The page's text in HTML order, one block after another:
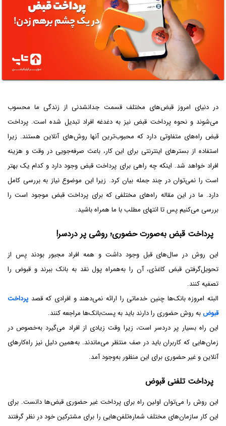
در دنیای امروز قبض‌های مختلف قسمت جدانشدنی از زندگی ما محسوب
می‌شوند و نحوه پرداخت قبض نیز به دغدغه افراد تبدیل شده است. پرداخت
قبض راه‌های متفاوتی دارد که محبو‌ب‌ترین آنها روش‌های آنلاین هستند. زیرا
استفاده از بسترهای اینترنتی برای این کار، باعث صرفه‌جویی در وقت و هزینه
افراد خواهد شد. اینکه چه راهی برای پرداخت قبض وجود دارد و کدام یک بهتر
است را نمی‌توان در چند جمله بیان کرد. زیرا این موضوع نیاز به بررسی کامل
دارد.‌ ما در این مقاله راه‌های مختلفی که برای پرداخت قبض موجود است را
بررسی می‌کنیم پس تا انتهای مطلب با ما همراه باشید.
پرداخت قبض به‌صورت حضوری؛ روشی پر دردسر!
این روش در سال‌های قبل وجود داشت و همه افراد مجبور بودند پس از
تحویل‌گرفتن قبض کاغذی، آن را به‌همراه پول نقد به بانک ببرند و قبوض را
تصفیه کنند.
البته امروزه بانک‌ها چنین خدماتی را ارائه نمی‌دهند و افرادی که قصد پرداخت
قبوضبه روش حضوری را دارند باید به پست‌بانک‌ها مراجعه کنند.
این راه بسیار پر دردسر است، زیرا وقت زیادی از افراد می‌گیرد به‌خصوص در
زمان‌هایی که کاربران باید در صف منتظر می‌ماندند. به‌همین دلیل نیز راه‌کارهای
آنلاین و غیر حضوری برای این منظور به‌وجود آمد.
پرداخت تلفنی قبوض
این روش را می‌توان اولین راه برای پرداخت غیر حضوری قبض‌ها دانست. برای
این کار سازمان‌های مختلف شماره‌تلفن‌هایی را برای مشترکین خود در نظر گرفتند